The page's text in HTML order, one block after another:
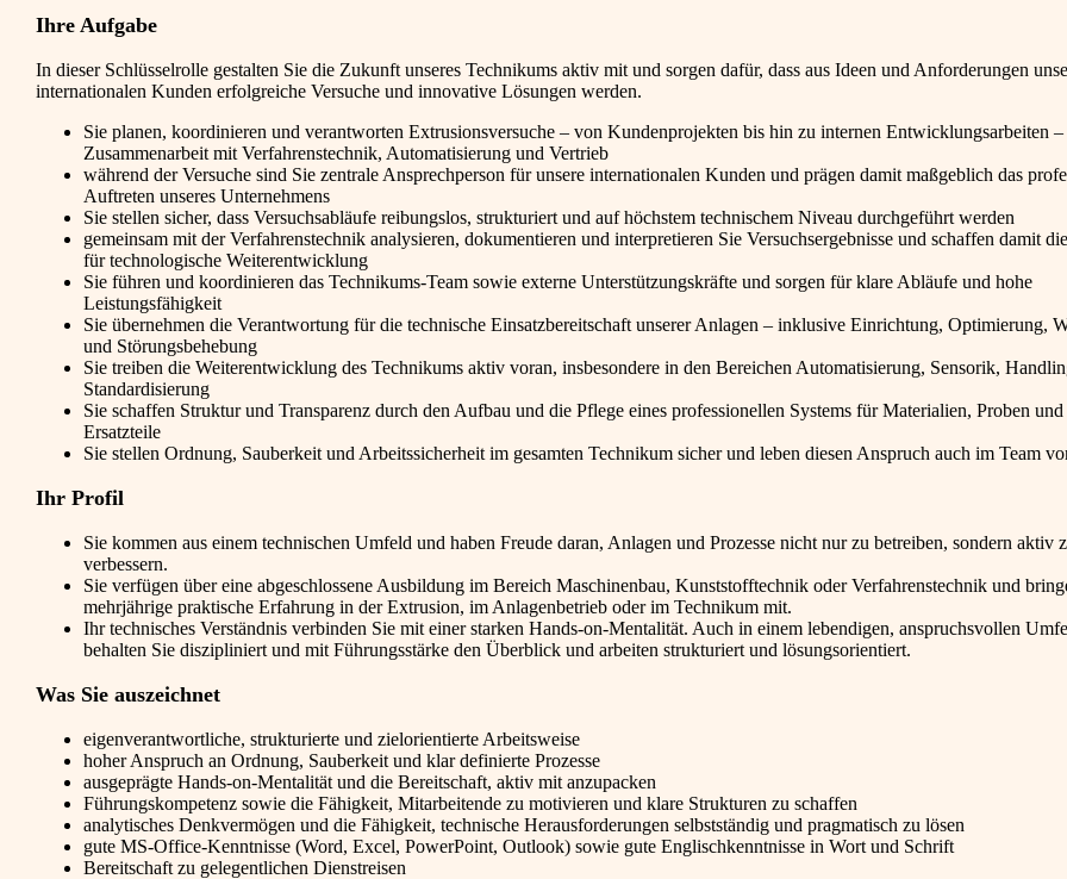
Ihre Aufgabe
In dieser Schlüsselrolle gestalten Sie die Zukunft unseres Technikums aktiv mit und sorgen dafür, dass aus Ideen und Anforderungen
internationalen Kunden erfolgreiche Versuche und innovative Lösungen werden.
Sie planen, koordinieren und verantworten Extrusionsversuche – von Kundenprojekten bis hin zu internen Entwicklungsarbeiten
Zusammenarbeit mit Verfahrenstechnik, Automatisierung und Vertrieb
während der Versuche sind Sie zentrale Ansprechperson für unsere internationalen Kunden und prägen damit maßgeblich das
Auftreten unseres Unternehmens
Sie stellen sicher, dass Versuchsabläufe reibungslos, strukturiert und auf höchstem technischem Niveau durchgeführt werden
gemeinsam mit der Verfahrenstechnik analysieren, dokumentieren und interpretieren Sie Versuchsergebnisse und schaffen damit
für technologische Weiterentwicklung
Sie führen und koordinieren das Technikums-Team sowie externe Unterstützungskräfte und sorgen für klare Abläufe und hohe
Leistungsfähigkeit
Sie übernehmen die Verantwortung für die technische Einsatzbereitschaft unserer Anlagen – inklusive Einrichtung, Optimierung,
und Störungsbehebung
Sie treiben die Weiterentwicklung des Technikums aktiv voran, insbesondere in den Bereichen Automatisierung, Sensorik,
Standardisierung
Sie schaffen Struktur und Transparenz durch den Aufbau und die Pflege eines professionellen Systems für Materialien, Proben und
Ersatzteile
Sie stellen Ordnung, Sauberkeit und Arbeitssicherheit im gesamten Technikum sicher und leben diesen Anspruch auch im Team
Ihr Profil
Sie kommen aus einem technischen Umfeld und haben Freude daran, Anlagen und Prozesse nicht nur zu betreiben, sondern aktiv
verbessern.
Sie verfügen über eine abgeschlossene Ausbildung im Bereich Maschinenbau, Kunststofftechnik oder Verfahrenstechnik und
mehrjährige praktische Erfahrung in der Extrusion, im Anlagenbetrieb oder im Technikum mit.
Ihr technisches Verständnis verbinden Sie mit einer starken Hands-on-Mentalität. Auch in einem lebendigen, anspruchsvollen
behalten Sie diszipliniert und mit Führungsstärke den Überblick und arbeiten strukturiert und lösungsorientiert.
Was Sie auszeichnet
eigenverantwortliche, strukturierte und zielorientierte Arbeitsweise
hoher Anspruch an Ordnung, Sauberkeit und klar definierte Prozesse
ausgeprägte Hands-on-Mentalität und die Bereitschaft, aktiv mit anzupacken
Führungskompetenz sowie die Fähigkeit, Mitarbeitende zu motivieren und klare Strukturen zu schaffen
analytisches Denkvermögen und die Fähigkeit, technische Herausforderungen selbstständig und pragmatisch zu lösen
gute MS-Office-Kenntnisse (Word, Excel, PowerPoint, Outlook) sowie gute Englischkenntnisse in Wort und Schrift
Bereitschaft zu gelegentlichen Dienstreisen